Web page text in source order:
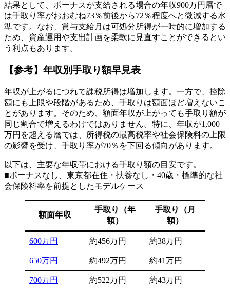
結果として、ボーナスが支給される場合の年収900万円層で
は手取り率がおおむね73％前後から72％程度へと微減する水
準です。なお、賞与支給月は可処分所得が一時的に増加する
ため、資産運用や支出計画を柔軟に見直すことができるとい
う利点もあります。
【参考】年収別手取り額早見表
年収が上がるにつれて課税所得は増加します。一方で、控除
額にも上限や段階があるため、手取りは額面ほど増えないこ
とがあります。そのため、額面年収が上がっても手取り額が
同じ割合で増えるわけではありません。特に、年収が1,000
万円を超える層では、所得税の最高税率や社会保険料の上限
の影響を受け、手取り率が70％を下回る傾向があります。
以下は、主要な年収帯における手取り額の目安です。
■ボーナスなし、東京都在住・扶養なし・40歳・標準的な社
会保険料率を前提としたモデルケース
額面年収
手取り（年
額）
手取り（月
額）
600万円 約456万円 約38万円
650万円 約492万円 約41万円
700万円 約522万円 約43万円